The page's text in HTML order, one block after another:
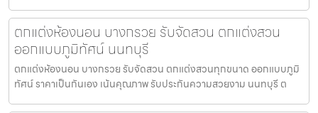
ตกแต่งห้องนอน บางกรวย รับจัดสวน ตกแต่งสวน
ออกแบบภูมิทัศน์ นนทบุรี
ตกแต่งห้องนอน บางกรวย รับจัดสวน ตกแต่งสวนทุกขนาด ออกแบบภูมิ
ทัศน์ ราคาเป็นกันเอง เน้นคุณภาพ รับประกันความสวยงาม นนทบุรี ต